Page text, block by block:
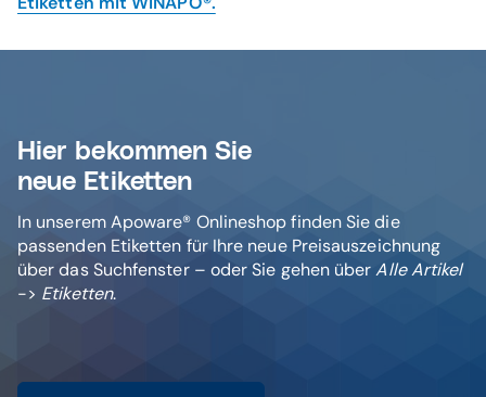
Hier bekommen Sie
neue Etiketten
In unserem Apoware® Onlineshop finden Sie die
passenden Etiketten für Ihre neue Preisauszeichnung
über das Suchfenster – oder Sie gehen überAlle Artikel
-> Etiketten.